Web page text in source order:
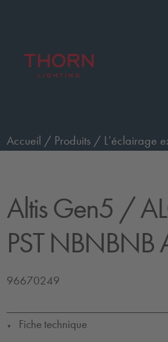
Accueil / Produits / L’éclairage
Altis Gen5 /
PST NBNBNB
96670249
▼
Fiche technique